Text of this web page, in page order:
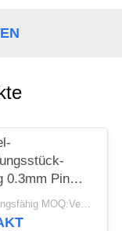
0.3mm Pin
auf
Verhandlungsfähig MOQ:Verhandelbar